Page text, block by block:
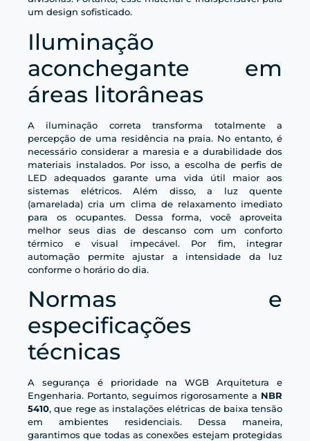
um design sofisticado.
Iluminação
aconchegante em
áreas litorâneas
A iluminação correta transforma totalmente a
percepção de uma residência na praia. No entanto, é
necessário considerar a maresia e a durabilidade dos
materiais instalados. Por isso, a escolha de perfis de
LED adequados garante uma vida útil maior aos
sistemas elétricos. Além disso, a luz quente
(amarelada) cria um clima de relaxamento imediato
para os ocupantes. Dessa forma, você aproveita
melhor seus dias de descanso com um conforto
térmico e visual impecável. Por fim, integrar
automação permite ajustar a intensidade da luz
conforme o horário do dia.
Normas e
especificações
técnicas
A segurança é prioridade na WGB Arquitetura e
Engenharia. Portanto, seguimos rigorosamente a NBR
5410, que rege as instalações elétricas de baixa tensão
em ambientes residenciais. Dessa maneira,
garantimos que todas as conexões estejam protegidas